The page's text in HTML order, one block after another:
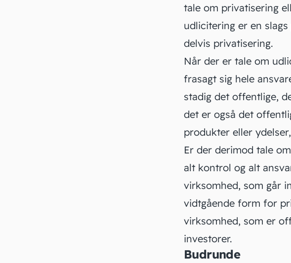
tale om privatisering
udlicitering er en
delvis privatisering.
Når der er tale om
frasagt sig hele
stadig det offentlige,
det er også det
produkter eller
Er der derimod tale
alt kontrol og alt
virksomhed, som går
vidtgående form for
virksomhed, som er
investorer.
Budrunde